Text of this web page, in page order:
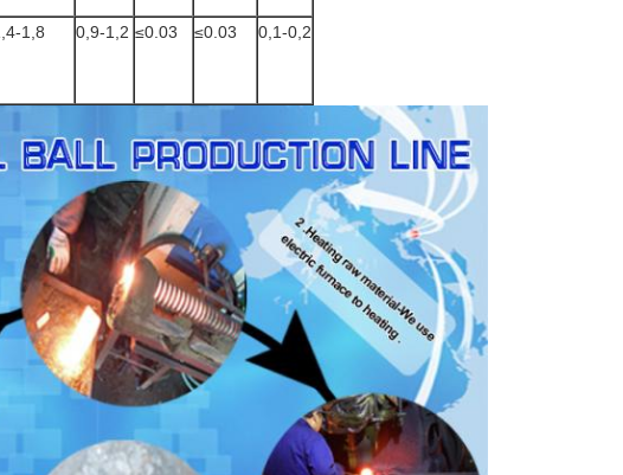
1,8 0,9-1,2 ≤0.03 ≤0.03 0,1-0,2